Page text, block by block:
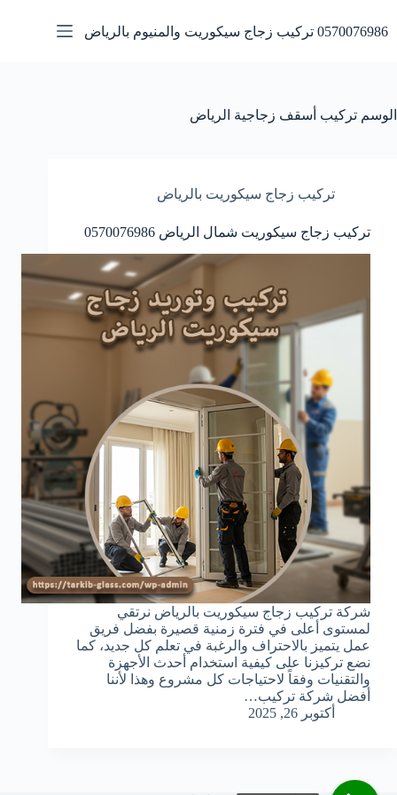
إلى
المحتوى
0570076986 تركيب زجاج سيكوريت والمنيوم بالرياض
الوسم تركيب أسقف زجاجية الرياض
تركيب زجاج سيكوريت بالرياض
تركيب زجاج سيكوريت شمال الرياض 0570076986
شركة تركيب زجاج سيكوريت بالرياض نرتقي
لمستوى أعلى في فترة زمنية قصيرة بفضل فريق
عمل يتميز بالاحتراف والرغبة في تعلم كل جديد، كما
نضع تركيزنا على كيفية استخدام أحدث الأجهزة
والتقنيات وفقاً لاحتياجات كل مشروع وهذا لأننا
أفضل شركة تركيب…
أكتوبر 26, 2025